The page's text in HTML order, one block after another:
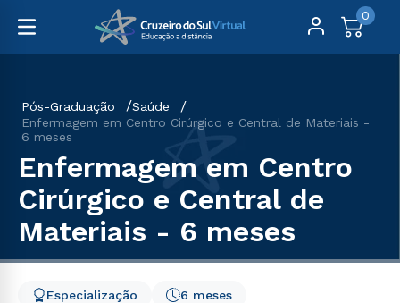
0
Pós-Graduação
Saúde
Enfermagem em Centro Cirúrgico e Central de Materiais -
6 meses
Enfermagem em Centro
Cirúrgico e Central de
Materiais - 6 meses
6 meses
Especialização